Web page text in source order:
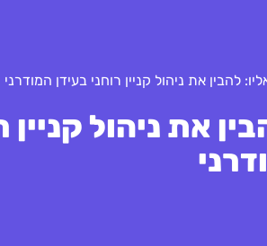
להבין את ניהול קניין רוחני בעידן המודרני
את ניהול קניין